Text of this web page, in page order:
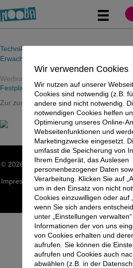
Inhalt
springen
Technik
Erwachsene
Werbung
Festplatte LaCie Rugged 4TB
Zur zusätzlichen offline Sicherung von
© 2026 NOOBA GLOBAL LIFE LLP. Alle
Impressum|Datenschutzerklärung|
Wir verwenden Cookies
Wir nutzen auf unserer
Cookies sind notwendig (z.B.
andere sind nicht notwendig.
notwendigen Cookies helfen
Optimierung unseres Online-
Webseitenfunktionen und
Marketingzwecke eingesetzt.
umfasst die Speicherung von
Ihrem Endgerät, das Auslesen
personenbezogener Daten
Verarbeitung. Klicken Sie auf
um in den Einsatz von nicht
Cookies einzuwilligen oder auf
wenn Sie sich anders
unter „Einstellungen
Informationen der von uns
von Cookies erhalten und
aufrufen. Sie können die
aufrufen und Cookies auch
abwählen (z.B. in der